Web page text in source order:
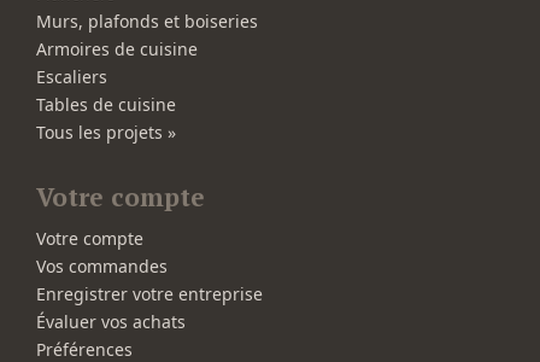
Murs, plafonds et boiseries
Armoires de cuisine
Escaliers
Tables de cuisine
Tous les projets »
Votre compte
Votre compte
Vos commandes
Enregistrer votre entreprise
Évaluer vos achats
Préférences